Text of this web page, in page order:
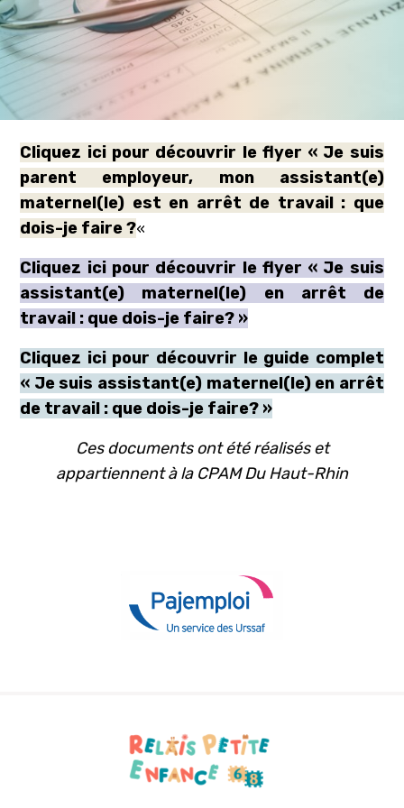
Cliquez ici pour découvrir le flyer « Je suis
parent employeur, mon assistant(e)
maternel(le) est en arrêt de travail : que
dois-je faire ?«
Cliquez ici pour découvrir le flyer « Je suis
assistant(e) maternel(le) en arrêt de
travail : que dois-je faire? »
Cliquez ici pour découvrir le guide complet
« Je suis assistant(e) maternel(le) en arrêt
de travail : que dois-je faire? »
Ces documents ont été réalisés et
appartiennent à la CPAM Du Haut-Rhin